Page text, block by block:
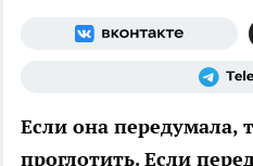
Если она передумала,
проглотить. Если